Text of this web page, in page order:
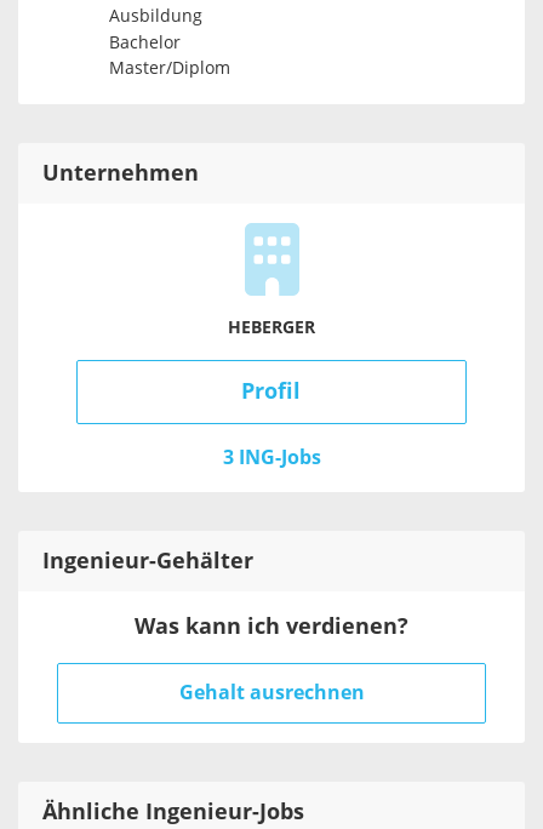
Ausbildung
Bachelor
Master/Diplom
Unternehmen
HEBERGER
Profil
3 ING-Jobs
Ingenieur-Gehälter
Was kann ich verdienen?
Gehalt ausrechnen
Ähnliche Ingenieur-Jobs